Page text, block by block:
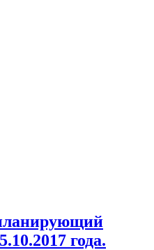
года.